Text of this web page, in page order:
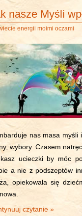
nasze Myśli
energii moimi oczami
nas masa myśli
wybory. Czasem
ucieczki by móc
a nie z podszeptów
opiekowała się
czytanie »